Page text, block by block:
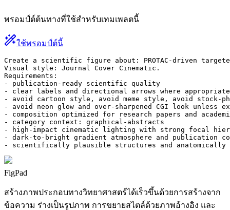
พรอมป์ต์ต้นทางที่ใช้สำหรับเทมเพลตนี้
ใช้พรอมป์ต์นี้
Create a scientific figure about: PROTAC-driven
Visual style: Journal Cover Cinematic.
Requirements:
- publication-ready scientific quality
- clear labels and directional arrows where appropriate
- avoid cartoon style, avoid meme style, avoid stock-
- avoid neon glow and over-sharpened CGI look unless
- composition optimized for research papers and
- category context: graphical-abstracts
- high-impact cinematic lighting with strong focal
- dark-to-bright gradient atmosphere and publication
- scientifically plausible structures and anatomically
FigPad
สร้างภาพประกอบทางวิทยาศาสตร์ได้เร็วขึ้นด้วยการสร้างจาก
ข้อความ ร่างเป็นรูปภาพ การขยายสไตล์ด้วยภาพอ้างอิง และ